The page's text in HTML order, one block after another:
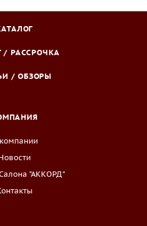
/ РАССРОЧКА
/ ОБЗОРЫ
"АККОРД"